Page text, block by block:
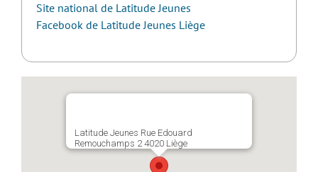
Site national de Latitude Jeunes
Facebook de Latitude Jeunes Liège
Latitude Jeunes Rue Edouard
Remouchamps 2 4020 Liège